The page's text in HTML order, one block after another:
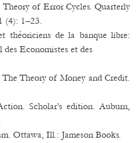
of Error Cycles. Quarterly
(4): 1–23.
de la banque libre:
des Economistes et des
Theory of Money and Credit.
Scholar’s edition. Auburn,
Ottawa, Ill.: Jameson Books.